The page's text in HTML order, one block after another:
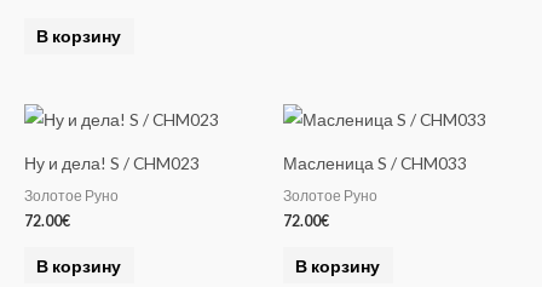
В корзину
Ну и дела! S / CHM023
Золотое Руно
72.00€
В корзину
Масленица S / CHM033
Золотое Руно
72.00€
В корзину